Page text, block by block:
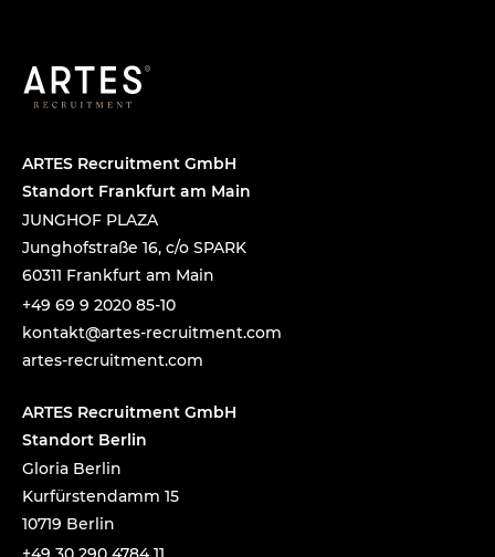
ARTES Recruitment GmbH
Standort Frankfurt am Main
JUNGHOF PLAZA
Junghofstraße 16, c/o SPARK
60311 Frankfurt am Main
+49 69 9 2020 85-10
moc.t
nemti
urcer
-setr
a@tka
tnok
artes-recruitment.com
ARTES Recruitment GmbH
Standort Berlin
Gloria Berlin
Kurfürstendamm 15
10719 Berlin